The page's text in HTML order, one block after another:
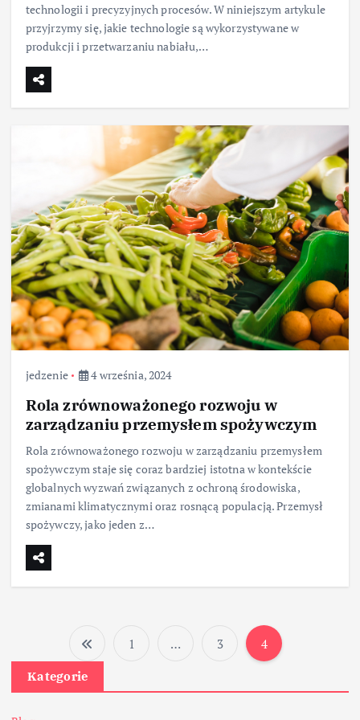
technologii i precyzyjnych procesów. W niniejszym artykule
przyjrzymy się, jakie technologie są wykorzystywane w
produkcji i przetwarzaniu nabiału,…
jedzenie 4 września, 2024
Rola zrównoważonego rozwoju w
zarządzaniu przemysłem spożywczym
Rola zrównoważonego rozwoju w zarządzaniu przemysłem
spożywczym staje się coraz bardziej istotna w kontekście
globalnych wyzwań związanych z ochroną środowiska,
zmianami klimatycznymi oraz rosnącą populacją. Przemysł
spożywczy, jako jeden z…
S
t
1 … 3 4
Kategorie